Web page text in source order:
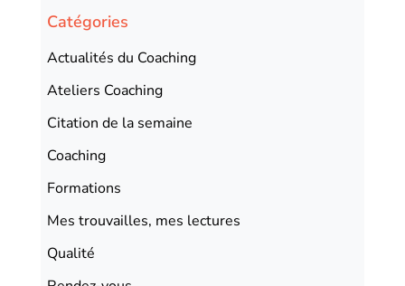
Catégories
Actualités du Coaching
Ateliers Coaching
Citation de la semaine
Coaching
Formations
Mes trouvailles, mes lectures
Qualité